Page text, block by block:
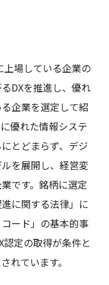
場している企業の
DXを推進し、優れ
企業を選定して紹
優れた情報システ
とどまらず、デジ
を展開し、経営変
です。銘柄に選定
に関する法律」に
ード」の基本的事
認定の取得が条件と
れています。